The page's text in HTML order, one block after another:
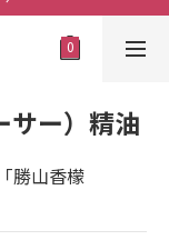
サー）精油
勝山香檬